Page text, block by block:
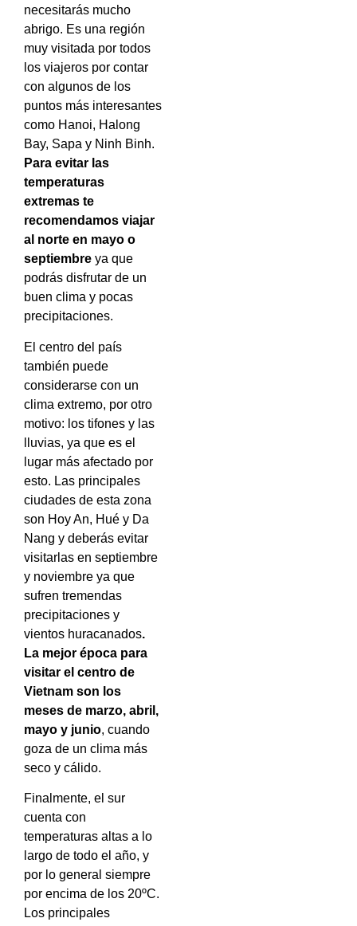
necesitarás mucho
abrigo. Es una región
muy visitada por todos
los viajeros por contar
con algunos de los
puntos más interesantes
como Hanoi, Halong
Bay, Sapa y Ninh Binh.
Para evitar las
temperaturas
extremas te
recomendamos viajar
al norte en mayo o
septiembre ya que
podrás disfrutar de un
buen clima y pocas
precipitaciones.
El centro del país
también puede
considerarse con un
clima extremo, por otro
motivo: los tifones y las
lluvias, ya que es el
lugar más afectado por
esto. Las principales
ciudades de esta zona
son Hoy An, Hué y Da
Nang y deberás evitar
visitarlas en septiembre
y noviembre ya que
sufren tremendas
precipitaciones y
vientos huracanados.
La mejor época para
visitar el centro de
Vietnam son los
meses de marzo, abril,
mayo y junio, cuando
goza de un clima más
seco y cálido.
Finalmente, el sur
cuenta con
temperaturas altas a lo
largo de todo el año, y
por lo general siempre
por encima de los 20ºC.
Los principales